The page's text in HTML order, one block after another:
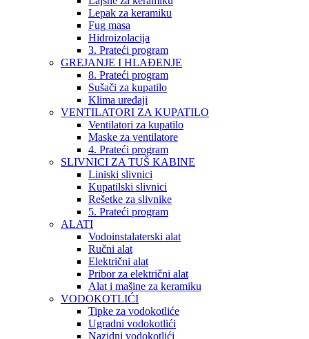
Lepak za keramiku
Fug masa
Hidroizolacija
3. Prateći program
GREJANJE I HLAĐENJE
8. Prateći program
Sušači za kupatilo
Klima uređaji
VENTILATORI ZA KUPATILO
Ventilatori za kupatilo
Maske za ventilatore
4. Prateći program
SLIVNICI ZA TUŠ KABINE
Liniski slivnici
Kupatilski slivnici
Rešetke za slivnike
5. Prateći program
ALATI
Vodoinstalaterski alat
Ručni alat
Električni alat
Pribor za električni alat
Alat i mašine za keramiku
VODOKOTLIĆI
Tipke za vodokotliće
Ugradni vodokotlići
Nazidni vodokotlići